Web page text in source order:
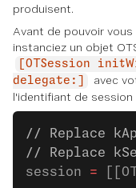
produisent.
Avant de pouvoir
instanciez un objet
[OTSession
delegate:]
avec
l'identifiant de session
// Replace
// Replace
session =